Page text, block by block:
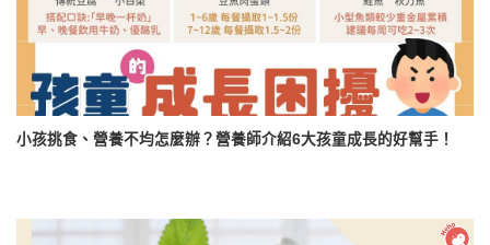
小孩挑食、營養不均怎麼辦？營養師介紹6大孩童成長的好幫手！